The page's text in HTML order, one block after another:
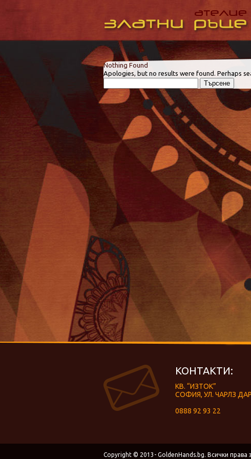
Nothing Found
Apologies, but no results were found. Perhaps
за:
КОНТАКТИ:
КВ. “ИЗТОК”
СОФИЯ, УЛ. ЧАРЛЗ
0888 92 93 22
Copyright © 2013- GoldenHands.bg. Всички права